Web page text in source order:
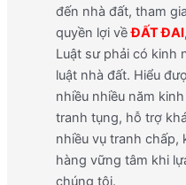
đến nhà đất, tham
quyền lợi vềĐẤT
Luật sư phải có kinh
luật nhà đất. Hiểu
nhiều nhiều năm
tranh tụng, hỗ trợ
nhiều vụ tranh chấp,
hàng vững tâm khi
chúng tôi.